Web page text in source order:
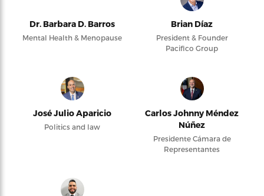
Dr. Barbara D. Barros
Mental Health & Menopause
Brian Díaz
President & Founder
Pacifico Group
José Julio Aparicio
Politics and law
Carlos Johnny Méndez
Núñez
Presidente Cámara de
Representantes